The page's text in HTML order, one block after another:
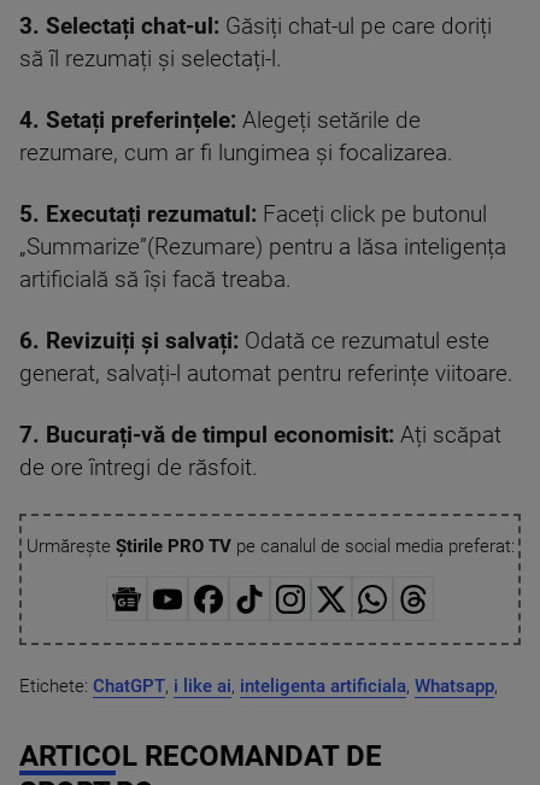
3. Selectați chat-ul: Găsiți chat-ul pe care doriți
să îl rezumați și selectați-l.
4. Setați preferințele: Alegeți setările de
rezumare, cum ar fi lungimea și focalizarea.
5. Executați rezumatul: Faceți click pe butonul
„Summarize”(Rezumare) pentru a lăsa inteligența
artificială să își facă treaba.
6. Revizuiți și salvați: Odată ce rezumatul este
generat, salvați-l automat pentru referințe viitoare.
7. Bucurați-vă de timpul economisit: Ați scăpat
de ore întregi de răsfoit.
Urmărește Știrile PRO TVpe canalul de social media preferat:
Etichete: ChatGPT, i like ai, inteligenta artificiala, Whatsapp,
ARTICOL RECOMANDAT DE